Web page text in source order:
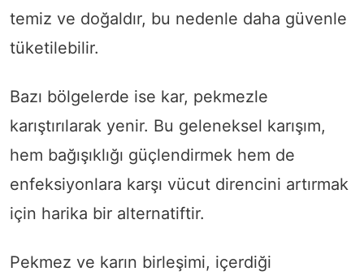
temiz ve doğaldır, bu nedenle daha güvenle
tüketilebilir.
Bazı bölgelerde ise kar, pekmezle
karıştırılarak yenir. Bu geleneksel karışım,
hem bağışıklığı güçlendirmek hem de
enfeksiyonlara karşı vücut direncini artırmak
için harika bir alternatiftir.
Pekmez ve karın birleşimi, içerdiği